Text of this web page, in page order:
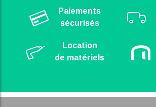
Paiements
sécurisés
Location
de matériels